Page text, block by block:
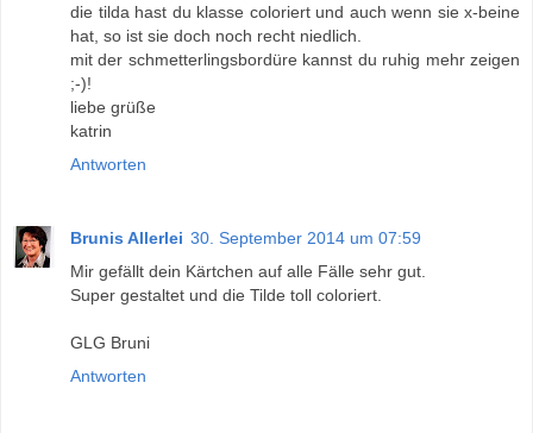
die tilda hast du klasse coloriert und auch wenn sie x-beine
hat, so ist sie doch noch recht niedlich.
mit der schmetterlingsbordüre kannst du ruhig mehr zeigen
;-)!
liebe grüße
katrin
Antworten
Brunis Allerlei 30. September 2014 um 07:59
Mir gefällt dein Kärtchen auf alle Fälle sehr gut.
Super gestaltet und die Tilde toll coloriert.
GLG Bruni
Antworten